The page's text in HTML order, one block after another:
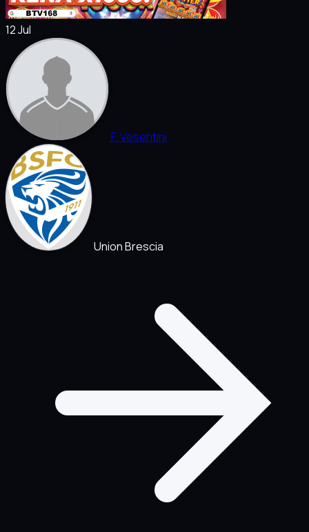
12 Jul
F. Vesentini
Union Brescia